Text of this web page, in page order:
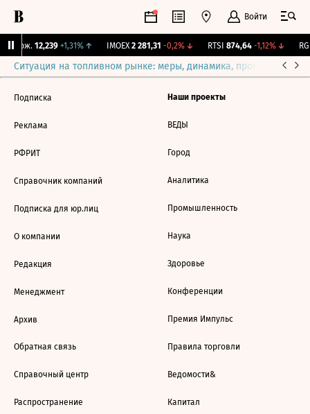
Войти
Бирж. 12,239 +1,31%↑ IMOEX 2 281,31 -0,2%↓ RTSI 874,64 -1,12%↓
Ситуация на топливном рынке: меры, динамика, прогнозы
Подписка
Реклама
РФРИТ
Справочник компаний
Подписка для юр.лиц
О компании
Редакция
Менеджмент
Архив
Обратная связь
Справочный центр
Распространение
Наши проекты
ВЕДЫ
Город
Аналитика
Промышленность
Наука
Здоровье
Конференции
Премия Импульс
Правила торговли
Ведомости&
Капитал